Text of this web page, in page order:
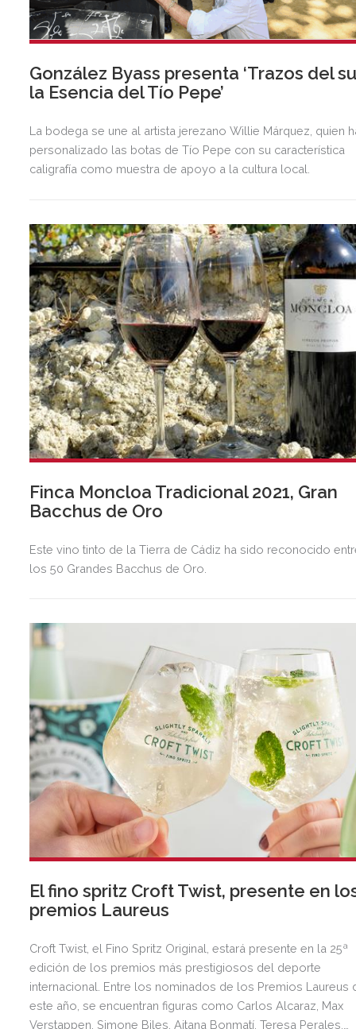
González Byass presenta ‘Trazos del
la Esencia del Tío Pepe’
La bodega se une al artista jerezano Willie Márquez, quien
personalizado las botas de Tío Pepe con su característica
caligrafía como muestra de apoyo a la cultura local.
Finca Moncloa Tradicional 2021, Gran
Bacchus de Oro
Este vino tinto de la Tierra de Cádiz ha sido reconocido
los 50 Grandes Bacchus de Oro.
El fino spritz Croft Twist, presente en
premios Laureus
Croft Twist, el Fino Spritz Original, estará presente en la 25ª
edición de los premios más prestigiosos del deporte
internacional. Entre los nominados de los Premios Laureus
este año, se encuentran figuras como Carlos Alcaraz, Max
Verstappen, Simone Biles, Aitana Bonmatí, Teresa Perales,